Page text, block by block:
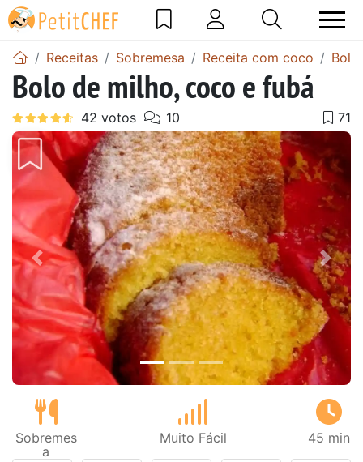
Receitas Sobremesa Receita com coco
Bolo de milho, coco e fubá
Anterior Next
Sobremes
a
Muito Fácil 45 min